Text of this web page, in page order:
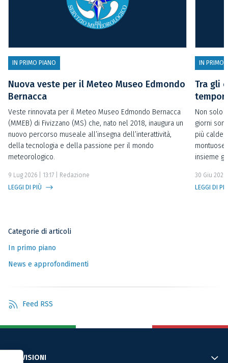
IN PRIMO PIANO
Nuova veste per il Meteo Museo Edmondo
Bernacca
Veste rinnovata per il Meteo Museo Edmondo Bernacca
(MMEB) di Fivizzano (MS) che, nato nel 2018, inaugura un
nuovo percorso museale all’insegna dell’interattività,
della tecnologia e della passione per il mondo
meteorologico.
9 Lug 2026 | 13:17 | Redazione
LEGGI DI PIÙ
IN PRIMO
Tra gli
Non solo
giorni
più calde
insieme
30 Giu
LEGGI DI
Categorie di articoli
In primo piano
News e approfondimenti
Feed RSS
PREVISIONI